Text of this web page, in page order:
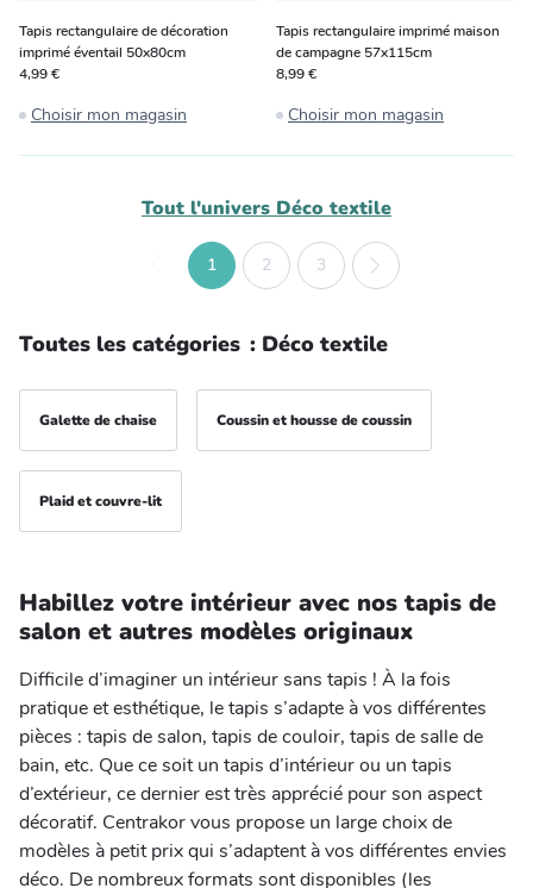
Tapis rectangulaire de décoration
imprimé éventail 50x80cm
4,99 €
Choisir mon magasin
Tapis rectangulaire imprimé maison
de campagne 57x115cm
8,99 €
Choisir mon magasin
Tout l'univers Déco textile
1 2 3
Toutes les catégories : Déco textile
Galette de chaise Coussin et housse de coussin
Plaid et couvre-lit
Habillez votre intérieur avec nos tapis de
salon et autres modèles originaux
Difficile d’imaginer un intérieur sans tapis ! À la fois
pratique et esthétique, le tapis s’adapte à vos différentes
pièces : tapis de salon, tapis de couloir, tapis de salle de
bain, etc. Que ce soit un tapis d’intérieur ou un tapis
d’extérieur, ce dernier est très apprécié pour son aspect
décoratif. Centrakor vous propose un large choix de
modèles à petit prix qui s’adaptent à vos différentes envies
déco. De nombreux formats sont disponibles (les